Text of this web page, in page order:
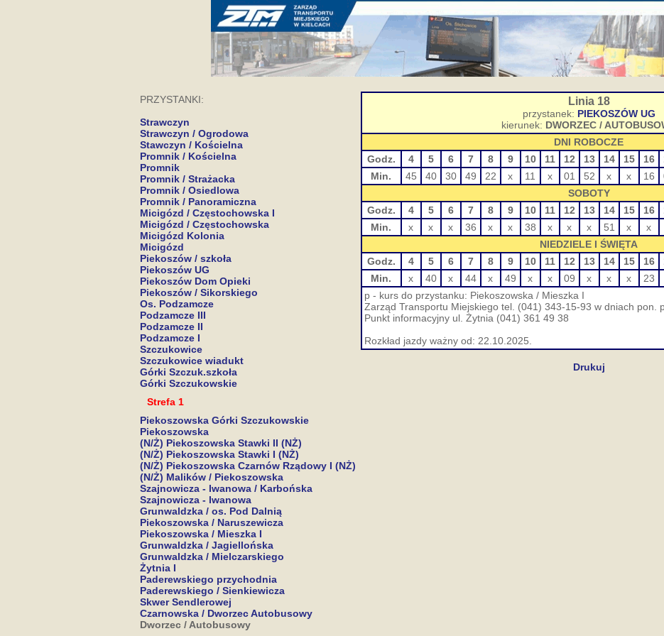
PRZYSTANKI:
Strawczyn
Strawczyn / Ogrodowa
Stawczyn / Kościelna
Promnik / Kościelna
Promnik
Promnik / Strażacka
Promnik / Osiedlowa
Promnik / Panoramiczna
Micigózd / Częstochowska I
Micigózd / Częstochowska
Micigózd Kolonia
Micigózd
Piekoszów / szkoła
Piekoszów UG
Piekoszów Dom Opieki
Piekoszów / Sikorskiego
Os. Podzamcze
Podzamcze III
Podzamcze II
Podzamcze I
Szczukowice
Szczukowice wiadukt
Górki Szczuk.szkoła
Górki Szczukowskie
Strefa 1
Piekoszowska Górki Szczukowskie
Piekoszowska
(N/Ż) Piekoszowska Stawki II (NŻ)
(N/Ż) Piekoszowska Stawki I (NŻ)
(N/Ż) Piekoszowska Czarnów Rządowy I (NŻ)
(N/Ż) Malików / Piekoszowska
Szajnowicza - Iwanowa / Karbońska
Szajnowicza - Iwanowa
Grunwaldzka / os. Pod Dalnią
Piekoszowska / Naruszewicza
Piekoszowska / Mieszka I
Grunwaldzka / Jagiellońska
Grunwaldzka / Mielczarskiego
Żytnia I
Paderewskiego przychodnia
Paderewskiego / Sienkiewicza
Skwer Sendlerowej
Czarnowska / Dworzec Autobusowy
Dworzec / Autobusowy
Linia 18
przystanek: PIEKOSZÓW UG
kierunek: DWORZEC /
DNI ROBOCZE
Godz.
4 5 6 7 8 9 10 11 12 13 14 15 16
Min.
45 40 30 49 22 x 11 x 01 52 x x 16
SOBOTY
Godz.
4 5 6 7 8 9 10 11 12 13 14 15 16
Min.
x x x 36 x x 38 x x x 51 x x
NIEDZIELE I ŚWIĘTA
Godz.
4 5 6 7 8 9 10 11 12 13 14 15 16
Min.
x 40 x 44 x 49 x x 09 x x x 23
p - kurs do przystanku: Piekoszowska / Mieszka I
Zarząd Transportu Miejskiego tel. (041) 343-15-93 w dniach pon.
Punkt informacyjny ul. Żytnia (041) 361 49 38
Rozkład jazdy ważny od: 22.10.2025.
Drukuj